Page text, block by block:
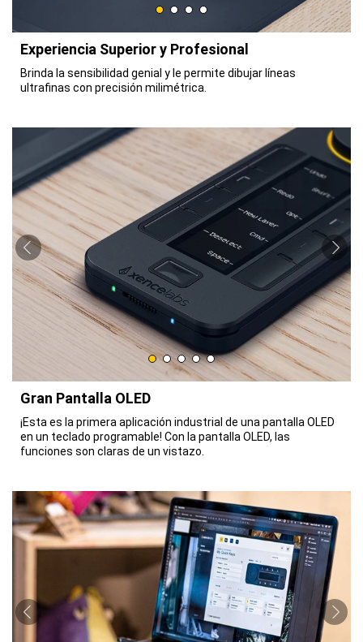
Experiencia Superior y Profesional
Brinda la sensibilidad genial y le permite dibujar líneas
ultrafinas con precisión milimétrica.
Gran Pantalla OLED
¡Esta es la primera aplicación industrial de una pantalla OLED
en un teclado programable! Con la pantalla OLED, las
funciones son claras de un vistazo.